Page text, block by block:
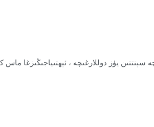
يۈز دوللارغىچە ، ئېھتىياجىڭىزغا